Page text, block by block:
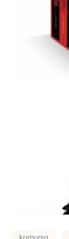
komunia